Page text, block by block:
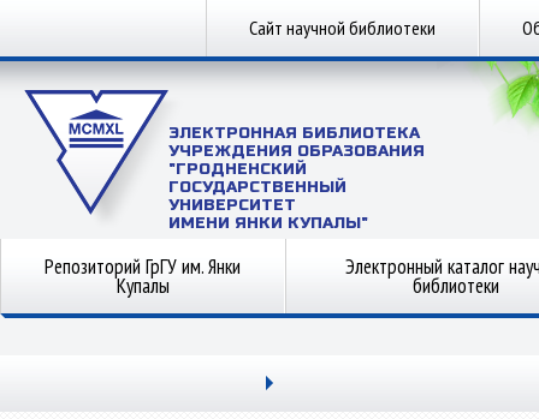
Сайт научной библиотеки
ЭЛЕКТРОННАЯ БИБЛИОТЕКА
УЧРЕЖДЕНИЯ ОБРАЗОВАНИЯ
"ГРОДНЕНСКИЙ
ГОСУДАРСТВЕННЫЙ
УНИВЕРСИТЕТ
ИМЕНИ ЯНКИ КУПАЛЫ"
Репозиторий ГрГУ им. Янки
Купалы
Электронный каталог
библиотеки